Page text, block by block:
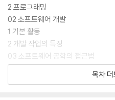
2 프로그래밍
02 소프트웨어 개발
1 기본 활동
2 개발 작업의 특징
03 소프트웨어 공학의 접근법
1 소프트웨어 공학의 정의
목차 더